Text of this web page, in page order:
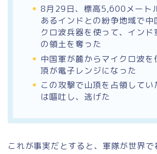
8月29日、標高5,600メート
あるインドとの紛争地域で中
クロ波兵器を使って、インド
の領土を奪った
中国軍が麓からマイクロ波を
頂が電子レンジになった
この攻撃で山頂を占領してい
は嘔吐し、逃げた
これが事実だとすると、 軍隊が世界で